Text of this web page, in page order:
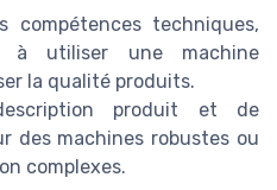
compétences techniques,
à utiliser une machine
la qualité produits.
produit et de
des machines robustes ou
complexes.